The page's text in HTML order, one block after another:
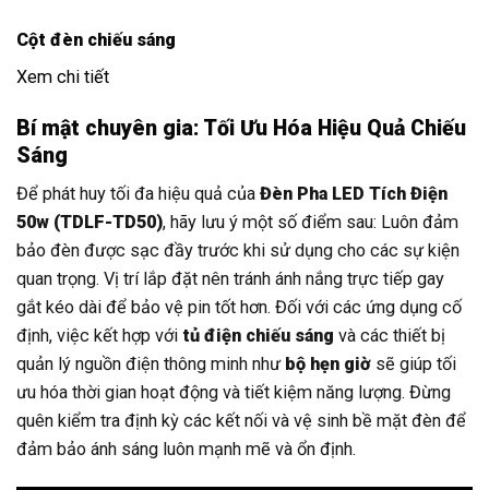
Cột đèn chiếu sáng
Xem chi tiết
Bí mật chuyên gia: Tối Ưu Hóa Hiệu Quả Chiếu
Sáng
Để phát huy tối đa hiệu quả của Đèn Pha LED Tích Điện
50w (TDLF-TD50), hãy lưu ý một số điểm sau: Luôn đảm
bảo đèn được sạc đầy trước khi sử dụng cho các sự kiện
quan trọng. Vị trí lắp đặt nên tránh ánh nắng trực tiếp gay
gắt kéo dài để bảo vệ pin tốt hơn. Đối với các ứng dụng cố
định, việc kết hợp với tủ điện chiếu sáng và các thiết bị
quản lý nguồn điện thông minh như bộ hẹn giờ sẽ giúp tối
ưu hóa thời gian hoạt động và tiết kiệm năng lượng. Đừng
quên kiểm tra định kỳ các kết nối và vệ sinh bề mặt đèn để
đảm bảo ánh sáng luôn mạnh mẽ và ổn định.